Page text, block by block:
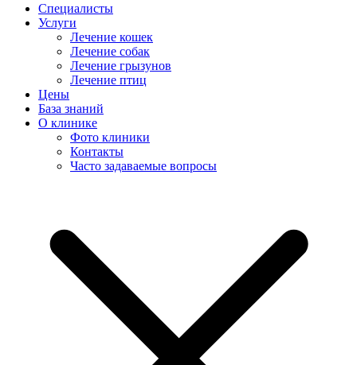
Специалисты
Услуги
Лечение кошек
Лечение собак
Лечение грызунов
Лечение птиц
Цены
База знаний
О клинике
Фото клиники
Контакты
Часто задаваемые вопросы